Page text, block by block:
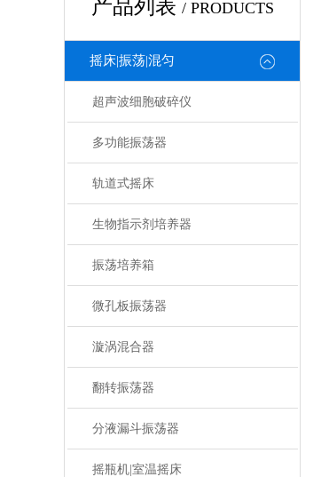
产品列表 / PRODUCTS
摇床|振荡|混匀
超声波细胞破碎仪
多功能振荡器
轨道式摇床
生物指示剂培养器
振荡培养箱
微孔板振荡器
漩涡混合器
翻转振荡器
分液漏斗振荡器
摇瓶机|室温摇床